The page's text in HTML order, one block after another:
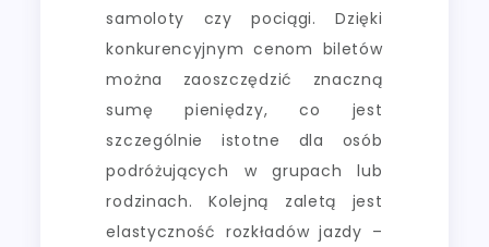
samoloty czy pociągi. Dzięki
konkurencyjnym cenom biletów
można zaoszczędzić znaczną
sumę pieniędzy, co jest
szczególnie istotne dla osób
podróżujących w grupach lub
rodzinach. Kolejną zaletą jest
elastyczność rozkładów jazdy –